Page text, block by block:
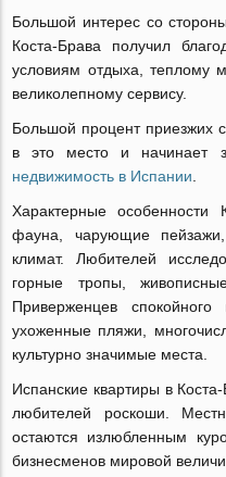
Большой интерес со
Коста-Брава получил
условиям отдыха, теплому
великолепному сервису.
Большой процент приезжих
в это место и начинает
недвижимость в Испании.
Характерные
фауна, чарующие
климат. Любителей
горные тропы,
Приверженцев
ухоженные пляжи,
культурно значимые места.
Испанские квартиры в
любителей роскоши.
остаются излюбленным
бизнесменов мировой